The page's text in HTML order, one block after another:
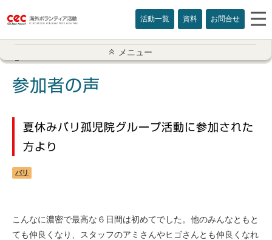
活動一覧 資料 お問合せ
アメリカ
インド
オーストラリア
カンボジア
メニュー
参加者の声
夏休みバリ孤児院グループ活動に参加された
方より
バリ
こんなに濃密で最高な６日間は初めてでした。他のみんなともと
ても仲良くなり、スタッフのアミさんやヒゴさんとも仲良くなれ